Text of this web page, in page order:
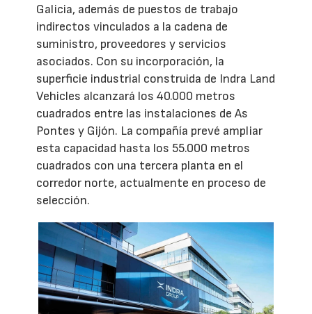
Galicia, además de puestos de trabajo
indirectos vinculados a la cadena de
suministro, proveedores y servicios
asociados. Con su incorporación, la
superficie industrial construida de Indra Land
Vehicles alcanzará los 40.000 metros
cuadrados entre las instalaciones de As
Pontes y Gijón. La compañía prevé ampliar
esta capacidad hasta los 55.000 metros
cuadrados con una tercera planta en el
corredor norte, actualmente en proceso de
selección.